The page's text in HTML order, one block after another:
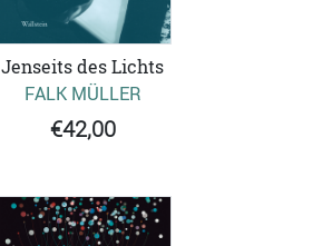
Jenseits des Lichts
FALK MÜLLER
€42,00